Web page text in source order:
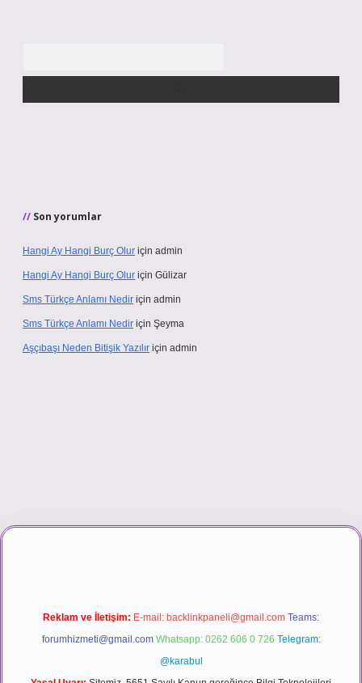
Son yorumlar
Hangi Ay Hangi Burç Olur için admin
Hangi Ay Hangi Burç Olur için Gülizar
Sms Türkçe Anlamı Nedir için admin
Sms Türkçe Anlamı Nedir için Şeyma
Aşçıbaşı Neden Bitişik Yazılır için admin
Reklam ve İletişim: E-mail: backlinkpaneli@gmail.com Teams:
forumhizmeti@gmail.com Whatsapp: 0262 606 0 726 Telegram:
@karabul